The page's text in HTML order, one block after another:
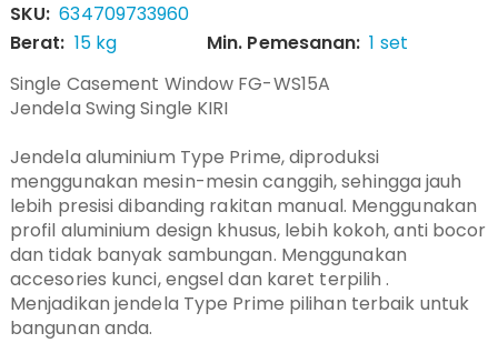
SKU: 634709733960
Berat: 15 kg Min. Pemesanan: 1 set
Single Casement Window FG-WS15A
Jendela Swing Single KIRI
Jendela aluminium Type Prime, diproduksi
menggunakan mesin-mesin canggih, sehingga jauh
lebih presisi dibanding rakitan manual. Menggunakan
profil aluminium design khusus, lebih kokoh, anti bocor
dan tidak banyak sambungan. Menggunakan
accesories kunci, engsel dan karet terpilih .
Menjadikan jendela Type Prime pilihan terbaik untuk
bangunan anda.